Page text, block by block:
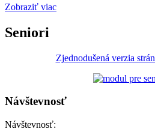
Zobraziť viac
Seniori
Zjednodušená verzia
Návštevnosť
Návštevnosť: